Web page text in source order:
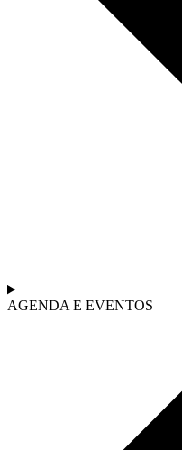
AGENDA E EVENTOS